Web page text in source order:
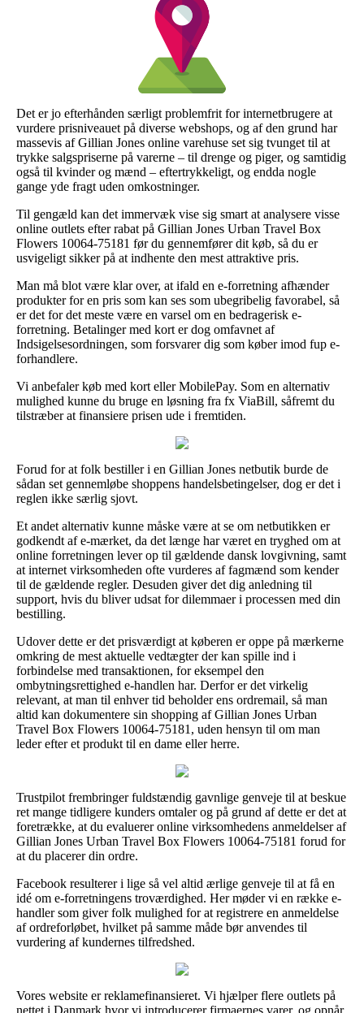
Det er jo efterhånden særligt problemfrit for internetbrugere at
vurdere prisniveauet på diverse webshops, og af den grund har
massevis af Gillian Jones online varehuse set sig tvunget til at
trykke salgspriserne på varerne – til drenge og piger, og samtidig
også til kvinder og mænd – eftertrykkeligt, og endda nogle
gange yde fragt uden omkostninger.
Til gengæld kan det immervæk vise sig smart at analysere visse
online outlets efter rabat på Gillian Jones Urban Travel Box
Flowers 10064-75181 før du gennemfører dit køb, så du er
usvigeligt sikker på at indhente den mest attraktive pris.
Man må blot være klar over, at ifald en e-forretning afhænder
produkter for en pris som kan ses som ubegribelig favorabel, så
er det for det meste være en varsel om en bedragerisk e-
forretning. Betalinger med kort er dog omfavnet af
Indsigelsesordningen, som forsvarer dig som køber imod fup e-
forhandlere.
Vi anbefaler køb med kort eller MobilePay. Som en alternativ
mulighed kunne du bruge en løsning fra fx ViaBill, såfremt du
tilstræber at finansiere prisen ude i fremtiden.
Forud for at folk bestiller i en Gillian Jones netbutik burde de
sådan set gennemløbe shoppens handelsbetingelser, dog er det i
reglen ikke særlig sjovt.
Et andet alternativ kunne måske være at se om netbutikken er
godkendt af e-mærket, da det længe har været en tryghed om at
online forretningen lever op til gældende dansk lovgivning, samt
at internet virksomheden ofte vurderes af fagmænd som kender
til de gældende regler. Desuden giver det dig anledning til
support, hvis du bliver udsat for dilemmaer i processen med din
bestilling.
Udover dette er det prisværdigt at køberen er oppe på mærkerne
omkring de mest aktuelle vedtægter der kan spille ind i
forbindelse med transaktionen, for eksempel den
ombytningsrettighed e-handlen har. Derfor er det virkelig
relevant, at man til enhver tid beholder ens ordremail, så man
altid kan dokumentere sin shopping af Gillian Jones Urban
Travel Box Flowers 10064-75181, uden hensyn til om man
leder efter et produkt til en dame eller herre.
Trustpilot frembringer fuldstændig gavnlige genveje til at beskue
ret mange tidligere kunders omtaler og på grund af dette er det at
foretrække, at du evaluerer online virksomhedens anmeldelser af
Gillian Jones Urban Travel Box Flowers 10064-75181 forud for
at du placerer din ordre.
Facebook resulterer i lige så vel altid ærlige genveje til at få en
idé om e-forretningens troværdighed. Her møder vi en række e-
handler som giver folk mulighed for at registrere en anmeldelse
af ordreforløbet, hvilket på samme måde bør anvendes til
vurdering af kundernes tilfredshed.
Vores website er reklamefinansieret. Vi hjælper flere outlets på
nettet i Danmark hvor vi introducerer firmaernes varer, og opnår